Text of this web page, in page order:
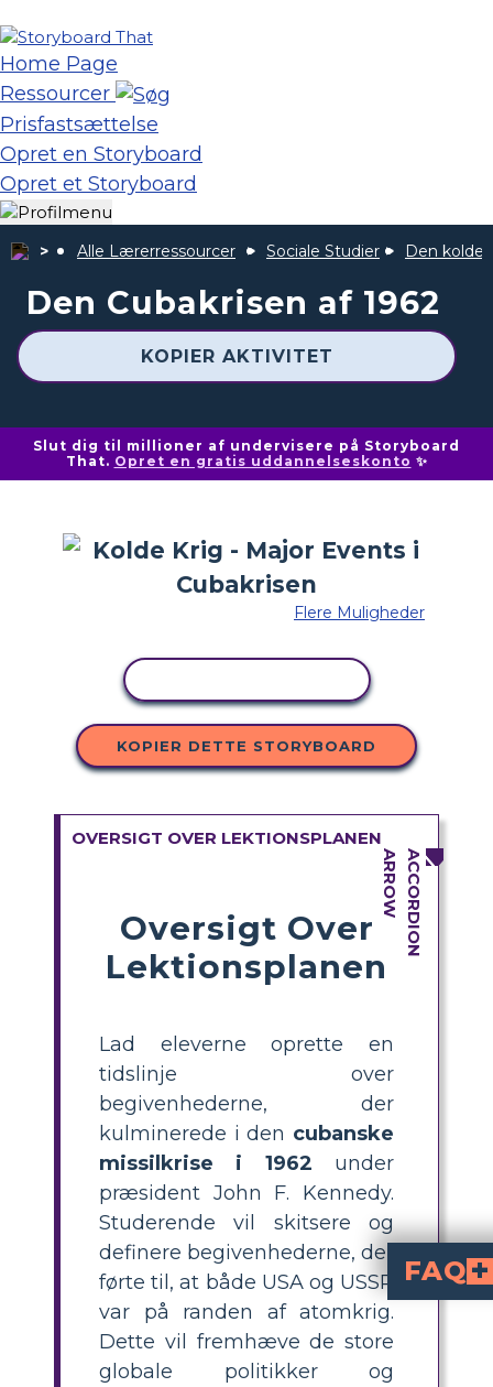
Home Page
Ressourcer
Prisfastsættelse
Opret en Storyboard
Opret et Storyboard
Alle Lærerressourcer Sociale Studier Den kolde
Den Cubakrisen af ​​1962
KOPIER AKTIVITET
Slut dig til millioner af undervisere på Storyboard
That. Opret en gratis uddannelseskonto ✨
Flere Muligheder
KOPIER DETTE STORYBOARD
OVERSIGT OVER LEKTIONSPLANEN
Oversigt Over
Lektionsplanen
Lad eleverne oprette en
tidslinje over
begivenhederne, der
kulminerede i den cubanske
missilkrise i 1962 under
præsident John F. Kennedy.
Studerende vil skitsere og
definere begivenhederne, der
førte til, at både USA og USSR
var på randen af atomkrig.
Dette vil fremhæve de store
globale politikker og
FAQ